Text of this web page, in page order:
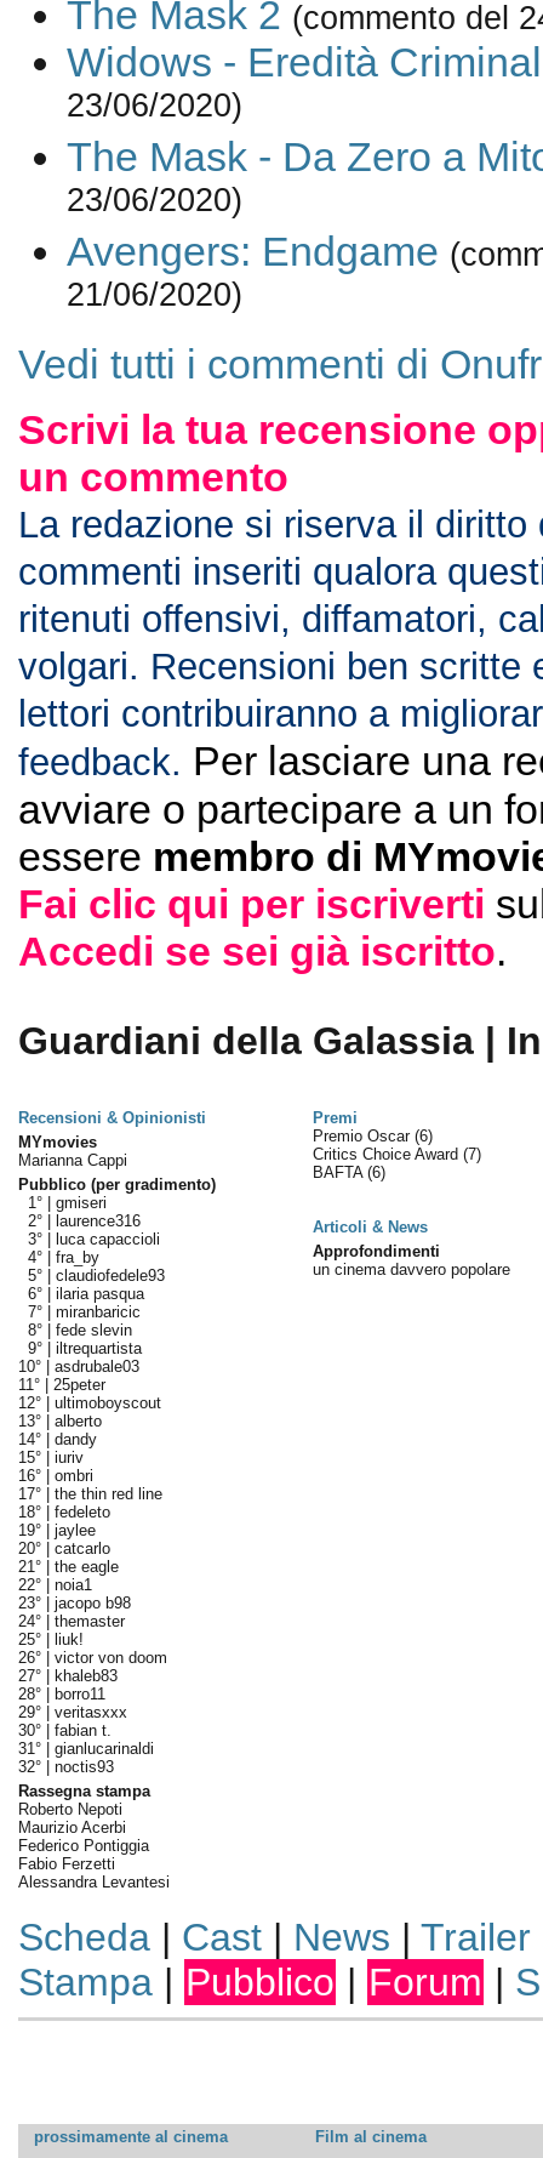
The Mask 2 (commento del
Widows - Eredità
23/06/2020)
The Mask - Da Zero a
23/06/2020)
Avengers: Endgame
21/06/2020)
Vedi tutti i commenti di
Scrivi la tua recensione
un commento
La redazione si riserva il diritto
commenti inseriti qualora
ritenuti offensivi, diffamatori,
volgari. Recensioni ben scritte
lettori contribuiranno a
feedback. Per lasciare una
avviare o partecipare a un
essere membro di
Fai clic qui per iscriverti
Accedi se sei già iscritto.
Guardiani della Galassia |
Recensioni & Opinionisti
Premi
MYmovies
Marianna Cappi
Pubblico (per gradimento)
1° | gmiseri
2° |
laurence316
3° |
luca capaccioli
4° | fra_by
5° | claudiofedele93
6° | ilaria pasqua
7° | miranbaricic
8° | fede slevin
9° | iltrequartista
10° | asdrubale03
11° | 25peter
12° | ultimoboyscout
13° | alberto
14° | dandy
15° | iuriv
16° | ombri
17° | the thin red line
18° | fedeleto
19° | jaylee
20° | catcarlo
21° | the eagle
22° | noia1
23° | jacopo b98
24° | themaster
25° |
liuk!
26° | victor von doom
27° |
khaleb83
28° |
borro11
29° | veritasxxx
30° | fabian t.
31° | gianlucarinaldi
32° | noctis93
Rassegna stampa
Roberto Nepoti
Maurizio Acerbi
Federico Pontiggia
Fabio Ferzetti
Alessandra Levantesi
Premio Oscar (6)
Critics Choice Award (7)
BAFTA (6)
Articoli & News
Approfondimenti
un cinema davvero popolare
Scheda| Cast| News | Trailer
Stampa| Pubblico | Forum |
prossimamente al cinema
Film al cinema